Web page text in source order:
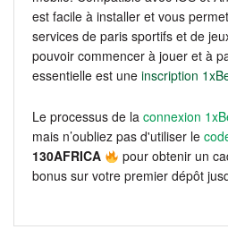
est facile à installer et vous
services de paris sportifs et de
pouvoir commencer à jouer et à
essentielle est une inscription
Le processus de la connexion
mais n’oubliez pas d'utiliser le
130AFRICA
pour obtenir un
bonus sur votre premier dépôt